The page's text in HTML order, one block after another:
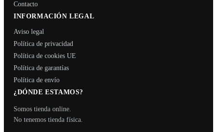
Contacto
INFORMACIÓN LEGAL
Aviso legal
Política de privacidad
Política de cookies UE
Política de garantías
Política de envío
¿DÓNDE ESTAMOS?
Somos tienda online.
No tenemos tienda física.